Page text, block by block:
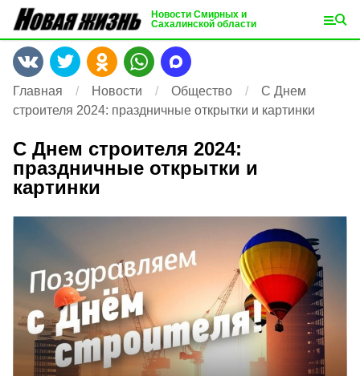
Новости Смирных и
Сахалинской области
Главная Новости Общество
С Днем
строителя 2024: праздничные открытки и картинки
С Днем строителя 2024:
праздничные открытки и
картинки